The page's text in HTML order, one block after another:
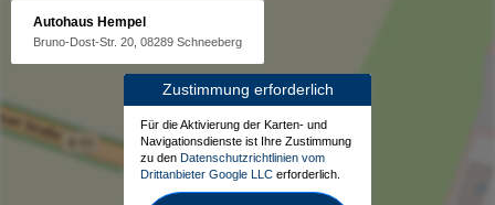
Autohaus Hempel
Bruno-Dost-Str. 20, 08289 Schneeberg
Zustimmung erforderlich
Für die Aktivierung der Karten- und
Navigationsdienste ist Ihre Zustimmung
zu den Datenschutzrichtlinien vom
Drittanbieter Google LLC erforderlich.